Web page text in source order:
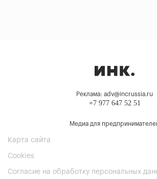
Реклама: adv@incrussia.ru
+7 977 647 52 51
Медиа для
Карта сайта
Cookies
Согласие на обработку персональных